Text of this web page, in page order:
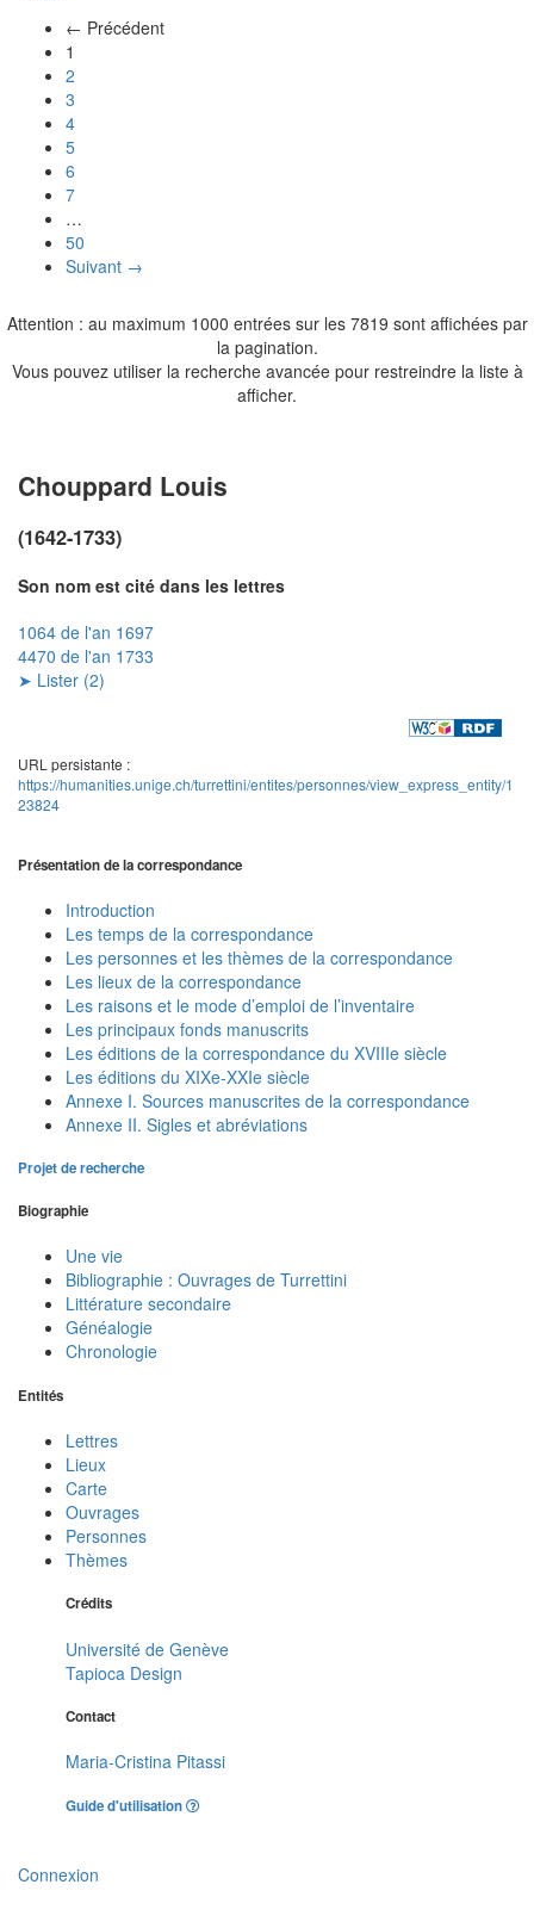
← Précédent
1
2
3
4
5
6
7
…
50
Suivant →
Attention : au maximum 1000 entrées sur les 7819 sont affichées par
la pagination.
Vous pouvez utiliser la recherche avancée pour restreindre la liste à
afficher.
Chouppard Louis
(1642-1733)
Son nom est cité dans les lettres
1064 de l'an 1697
4470 de l'an 1733
➤ Lister (2)
URL persistante :
https://humanities.unige.ch/turrettini/entites/personnes/view_express_entity/1
23824
Présentation de la correspondance
Introduction
Les temps de la correspondance
Les personnes et les thèmes de la correspondance
Les lieux de la correspondance
Les raisons et le mode d’emploi de l’inventaire
Les principaux fonds manuscrits
Les éditions de la correspondance du XVIIIe siècle
Les éditions du XIXe-XXIe siècle
Annexe I. Sources manuscrites de la correspondance
Annexe II. Sigles et abréviations
Projet de recherche
Biographie
Une vie
Bibliographie : Ouvrages de Turrettini
Littérature secondaire
Généalogie
Chronologie
Entités
Lettres
Lieux
Carte
Ouvrages
Personnes
Thèmes
Crédits
Université de Genève
Tapioca Design
Contact
Maria-Cristina Pitassi
Guide d'utilisation
Connexion